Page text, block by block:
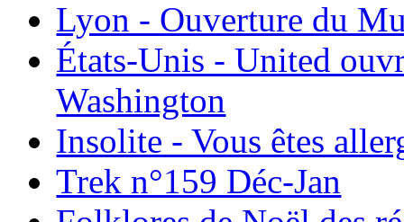
Lyon - Ouverture du
États-Unis - United
Washington
Insolite - Vous êtes
Trek n°159 Déc-Jan